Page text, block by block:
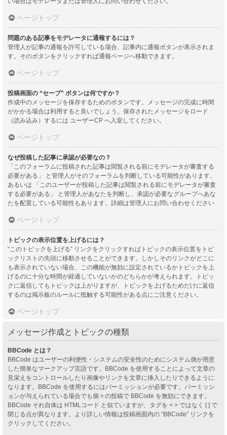
ページトップ
問題のある記事をモデレータに通報するには？
管理人が記事の通報を許可している場合、記事内に通報ボタンが表示されま
す。そのボタンをクリックすれば通報ページへ移動できます。
ページトップ
投稿画面の “セーブ” ボタンは何ですか？
作成中のメッセージを保存するためのボタンです。メッセージの完成に時間
がかかる場合は利用すると良いでしょう。保存されたメッセージをロード
（読み込み）するには ユーザーCP へ入室してください。
ページトップ
なぜ投稿した記事に承認が必要なの？
「このフォーラムに投稿された記事は閲覧される前にモデレータが審査する
必要がある」 と管理人がそのフォーラムを判断している可能性があります。
あるいは 「このユーザーが投稿した記事は閲覧される前にモデレータが審査
する必要がある」 と管理人があなたを判断し、承認が必要なグループへあな
たを配置している可能性もあります。詳細は管理人にお問い合わせください
ページトップ
トピックの表示位置を上げるには？
“このトピックを上げる” リンクをクリックすればトピックの表示位置をトピ
ックリストの先頭に移動させることができます。しかしそのリンクがどこに
も表示されていない場合、この機能が無効に設定されているかトピックを上
げるのに十分な時間が経過していないかのどちらかが考えられます。トピッ
クに返信してもトピックは上がりますが、トピックを上げるためだけに返信
するのは掲示板のルールに抵触する可能性がある点にご注意ください。
ページトップ
メッセージ作成とトピックの種類
BBCode とは？
BBCode はユーザーの利便性・システムの安全性のためにシステム側が用意
した簡単なマークアップ言語です。BBCode を使用することによって文章の
見栄えをコントロールしたり画像やリンクを文章に挿入したりできるように
なります。BBCode を使用するにはパーミッションが必要です。パーミッシ
ョンが与えられている場合でも個々の投稿で BBCode を無効にできます。
BBCode それ自体は HTMLコード と似ていますが、タグを < > ではなく [ ] で
閉じる点が異なります。より詳しい情報は投稿画面内の “BBCode” リンクを
クリックしてください。